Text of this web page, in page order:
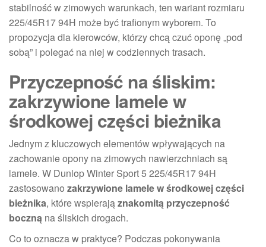
stabilność w zimowych warunkach, ten wariant rozmiaru
225/45R17 94H może być trafionym wyborem. To
propozycja dla kierowców, którzy chcą czuć oponę „pod
sobą” i polegać na niej w codziennych trasach.
Przyczepność na śliskim:
zakrzywione lamele w
środkowej części bieżnika
Jednym z kluczowych elementów wpływających na
zachowanie opony na zimowych nawierzchniach są
lamele. W Dunlop Winter Sport 5 225/45R17 94H
zastosowano zakrzywione lamele w środkowej części
bieżnika, które wspierająznakomitą przyczepność
boczną na śliskich drogach.
Co to oznacza w praktyce? Podczas pokonywania